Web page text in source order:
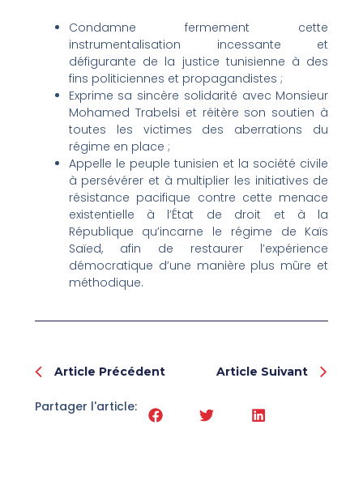
Condamne fermement cette
instrumentalisation incessante et
défigurante de la justice tunisienne à des
fins politiciennes et propagandistes ;
Exprime sa sincère solidarité avec Monsieur
Mohamed Trabelsi et réitère son soutien à
toutes les victimes des aberrations du
régime en place ;
Appelle le peuple tunisien et la société civile
à persévérer et à multiplier les initiatives de
résistance pacifique contre cette menace
existentielle à l’État de droit et à la
République qu’incarne le régime de Kaïs
Saïed, afin de restaurer l’expérience
démocratique d’une manière plus mûre et
méthodique.
Prev
Article Précédent Article Suivant
Partager l'article: